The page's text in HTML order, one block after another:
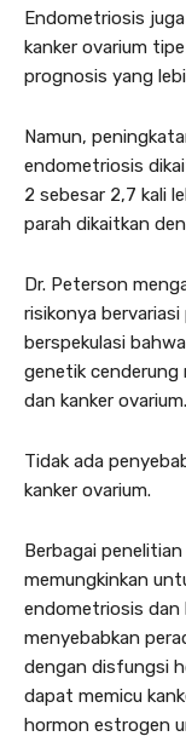
Endometriosis
kanker ovarium
prognosis yang
Namun,
endometriosis
2 sebesar 2,7 kali
parah dikaitkan
Dr. Peterson
risikonya
berspekulasi
genetik cenderung
dan kanker ovarium.
Tidak ada
kanker ovarium.
Berbagai
memungkinkan
endometriosis dan
menyebabkan
dengan disfungsi
dapat memicu
hormon estrogen